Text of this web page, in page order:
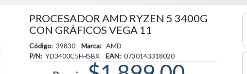
PROCESADOR AMD RYZEN 5 3400G
CON GRÁFICOS VEGA 11
Código: 39830 Marca: AMD
P/N: YD3400C5FHSBX EAN: 0730143318020